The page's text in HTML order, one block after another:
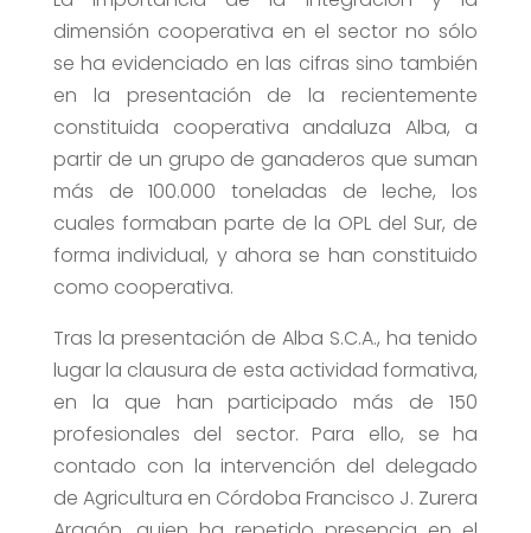
dimensión cooperativa en el sector no sólo
se ha evidenciado en las cifras sino también
en la presentación de la recientemente
constituida cooperativa andaluza Alba, a
partir de un grupo de ganaderos que suman
más de 100.000 toneladas de leche, los
cuales formaban parte de la OPL del Sur, de
forma individual, y ahora se han constituido
como cooperativa.
Tras la presentación de Alba S.C.A., ha tenido
lugar la clausura de esta actividad formativa,
en la que han participado más de 150
profesionales del sector. Para ello, se ha
contado con la intervención del delegado
de Agricultura en Córdoba Francisco J. Zurera